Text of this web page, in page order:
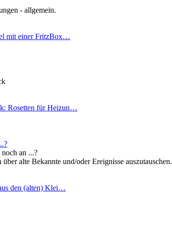
- allgemein.
mit einer FritzBox…
Rosetten für Heizun…
an ...?
alte Bekannte und/oder Ereignisse auszutauschen.
den (alten) Klei…